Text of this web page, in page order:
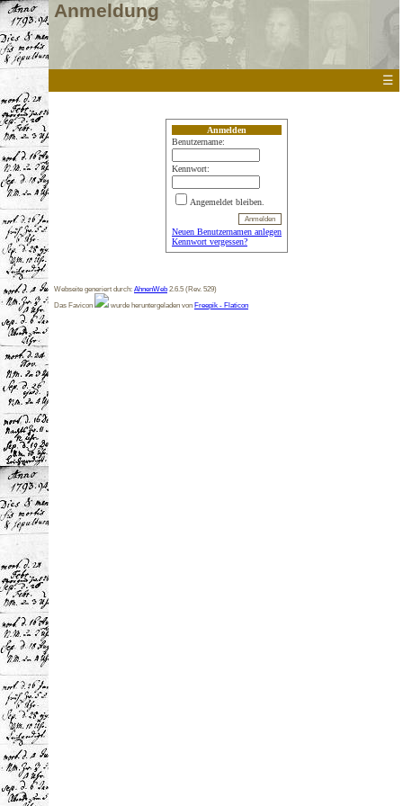
Anmeldung
☰
Anmelden
Benutzername:
Kennwort:
Angemeldet bleiben.
Neuen Benutzernamen anlegen
Kennwort vergessen?
Webseite generiert durch: AhnenWeb 2.6.5 (Rev. 529)
Das Favicon
wurde heruntergeladen von Freepik - Flaticon